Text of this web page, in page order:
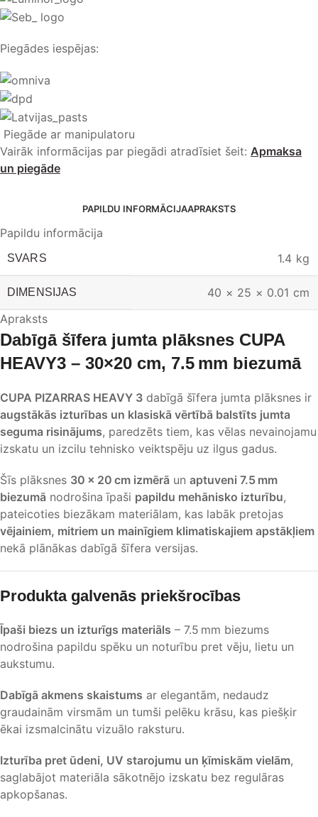
Piegādes iespējas:
Piegāde ar manipulatoru
Vairāk informācijas par piegādi atradīsiet šeit: Apmaksa
un piegāde
PAPILDU INFORMĀCIJAAPRAKSTS
Papildu informācija
SVARS 1.4 kg
DIMENSIJAS
40 × 25 × 0.01 cm
Apraksts
Dabīgā šīfera jumta plāksnes CUPA
HEAVY3 – 30×20 cm, 7.5 mm biezumā
CUPA PIZARRAS HEAVY 3 dabīgā šīfera jumta plāksnes ir
augstākās izturības un klasiskā vērtībā balstīts jumta
seguma risinājums, paredzēts tiem, kas vēlas nevainojamu
izskatu un izcilu tehnisko veiktspēju uz ilgus gadus.
Šīs plāksnes 30 × 20 cm izmērā un aptuveni 7.5 mm
biezumā nodrošina īpaši papildu mehānisko izturību,
pateicoties biezākam materiālam, kas labāk pretojas
vējainiem, mitriem un mainīgiem klimatiskajiem apstākļiem
nekā plānākas dabīgā šīfera versijas.
Produkta galvenās priekšrocības
Īpaši biezs un izturīgs materiāls – 7.5 mm biezums
nodrošina papildu spēku un noturību pret vēju, lietu un
aukstumu.
Dabīgā akmens skaistums ar elegantām, nedaudz
graudainām virsmām un tumši pelēku krāsu, kas piešķir
ēkai izsmalcinātu vizuālo raksturu.
Izturība pret ūdeni, UV starojumu un ķīmiskām vielām,
saglabājot materiāla sākotnējo izskatu bez regulāras
apkopšanas.